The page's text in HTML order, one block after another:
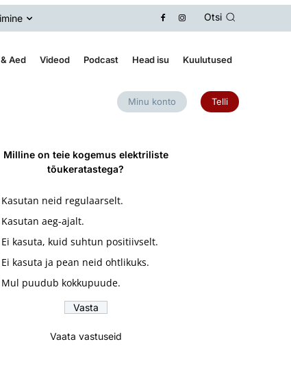
Otsi
Aed Videod Podcast Head isu Kuulutused
Minu konto Telli
Milline on teie kogemus elektriliste
tõukeratastega?
Kasutan neid regulaarselt.
Kasutan aeg-ajalt.
Ei kasuta, kuid suhtun positiivselt.
Ei kasuta ja pean neid ohtlikuks.
Mul puudub kokkupuude.
Vaata vastuseid